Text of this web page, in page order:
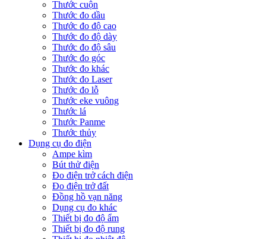
Thước cuộn
Thước đo dầu
Thước đo độ cao
Thước đo độ dày
Thước đo độ sâu
Thước đo góc
Thước đo khác
Thước đo Laser
Thước đo lỗ
Thước eke vuông
Thước lá
Thước Panme
Thước thủy
Dụng cụ đo điện
Ampe kìm
Bút thử điện
Đo điện trở cách điện
Đo điện trở đất
Đồng hồ vạn năng
Dụng cụ đo khác
Thiết bị đo độ ẩm
Thiết bị đo độ rung